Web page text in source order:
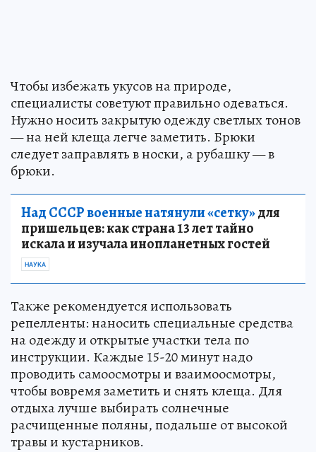
Чтобы избежать укусов на природе,
специалисты советуют правильно одеваться.
Нужно носить закрытую одежду светлых тонов
— на ней клеща легче заметить. Брюки
следует заправлять в носки, а рубашку — в
брюки.
Над СССР военные натянули «сетку»для
пришельцев: как страна 13 лет тайно
искала и изучала инопланетных гостей
НАУКА
Также рекомендуется использовать
репелленты: наносить специальные средства
на одежду и открытые участки тела по
инструкции. Каждые 15-20 минут надо
проводить самоосмотры и взаимоосмотры,
чтобы вовремя заметить и снять клеща. Для
отдыха лучше выбирать солнечные
расчищенные поляны, подальше от высокой
травы и кустарников.